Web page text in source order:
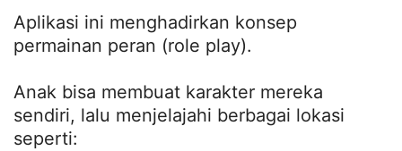
Aplikasi ini menghadirkan konsep
permainan peran (role play).
Anak bisa membuat karakter mereka
sendiri, lalu menjelajahi berbagai lokasi
seperti: